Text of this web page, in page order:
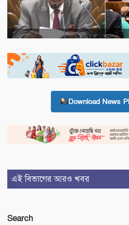
Download News
এই বিভাগের আরও খবর
Search